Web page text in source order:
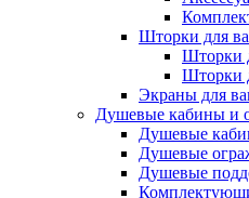
Шторки для
Шторки
Шторки
Экраны для
Душевые кабины и
Душевые
Душевые
Душевые